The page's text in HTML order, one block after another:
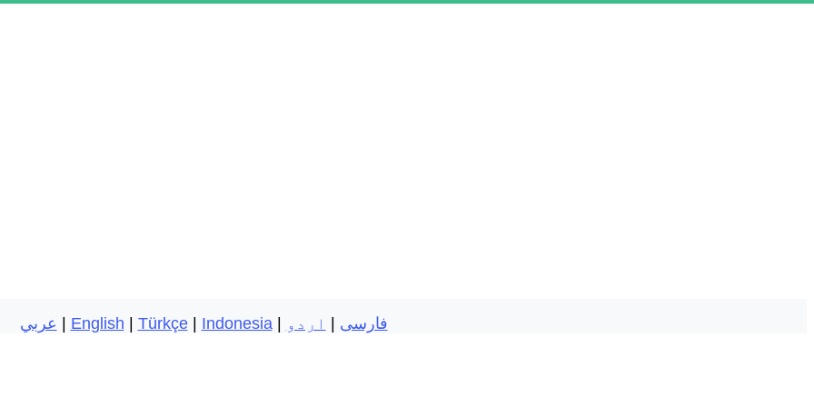
عربي | English | Türkçe| Indonesia | فارسی | اردو